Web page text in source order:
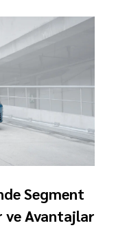
Segment
ve Avantajlar